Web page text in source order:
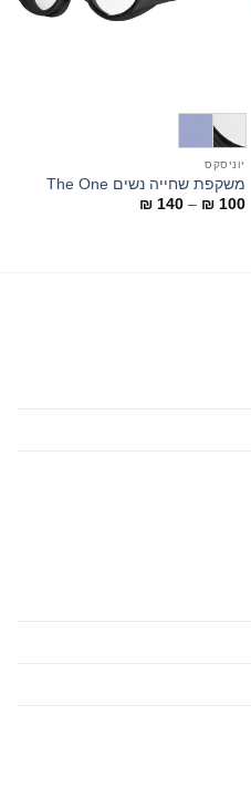
יוניסקס
משקפת שחייה נשים The One
₪ 100
–
₪ 140